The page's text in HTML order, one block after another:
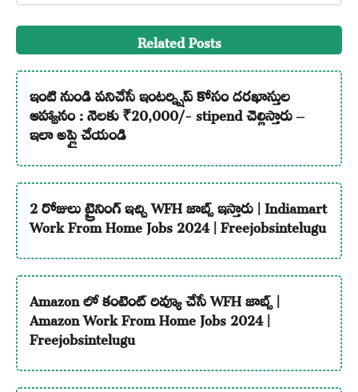
Related Posts
ఇంటి నుండి పనిచేసే ఇంటర్న్షిప్ కోసం దరఖాస్తుల
ఆహ్వానం : నెలకు ₹20,000/- stipend చెల్లిస్తారు –
ఇలా అప్లై చేయండి
2 రోజులు ట్రైనింగ్ ఇచ్చి WFH జాబ్స్ ఇస్తారు | Indiamart
Work From Home Jobs 2024 | Freejobsintelugu
Amazon లో కంటెంట్ రివ్యూ చేసే WFH జాబ్స్ |
Amazon Work From Home Jobs 2024 |
Freejobsintelugu